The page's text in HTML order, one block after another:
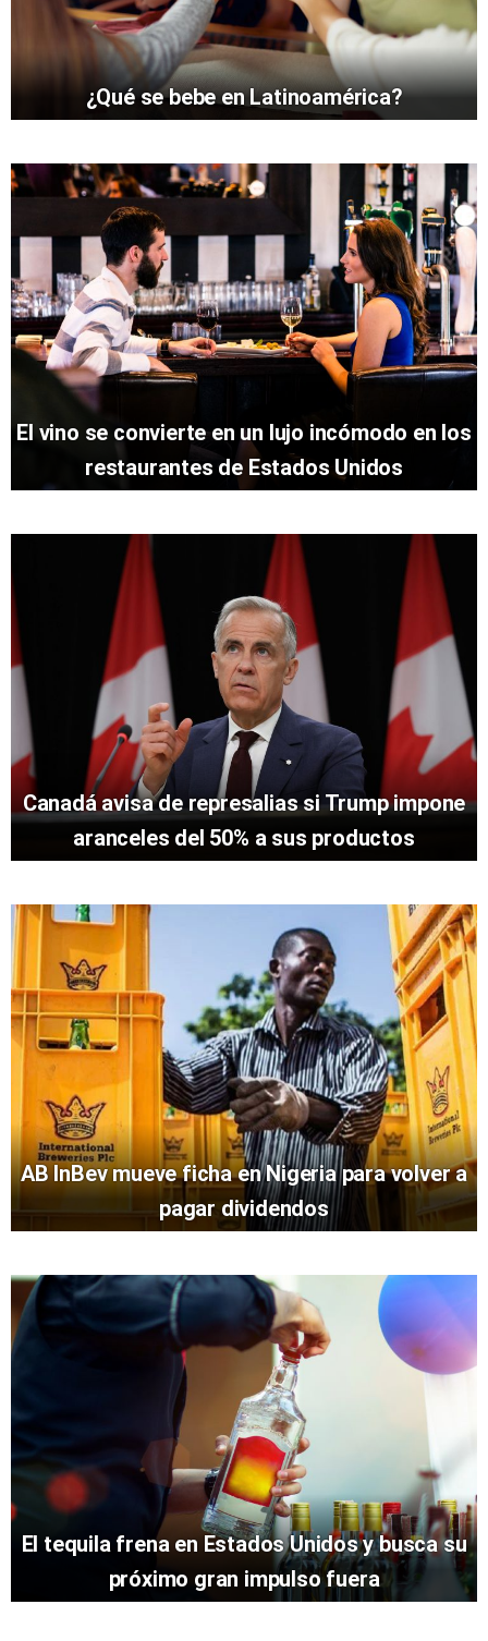
¿Qué se bebe en Latinoamérica?
El vino se convierte en un lujo incómodo en los
restaurantes de Estados Unidos
Canadá avisa de represalias si Trump impone
aranceles del 50% a sus productos
AB InBev mueve ficha en Nigeria para volver a
pagar dividendos
El tequila frena en Estados Unidos y busca su
próximo gran impulso fuera